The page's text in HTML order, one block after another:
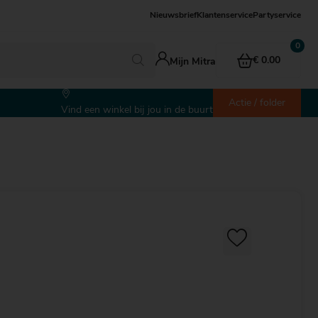
Nieuwsbrief KlantenservicePartyservice
Mijn Mitra € 0.00
Vind een winkel bij jou in de buurt
Actie / folder